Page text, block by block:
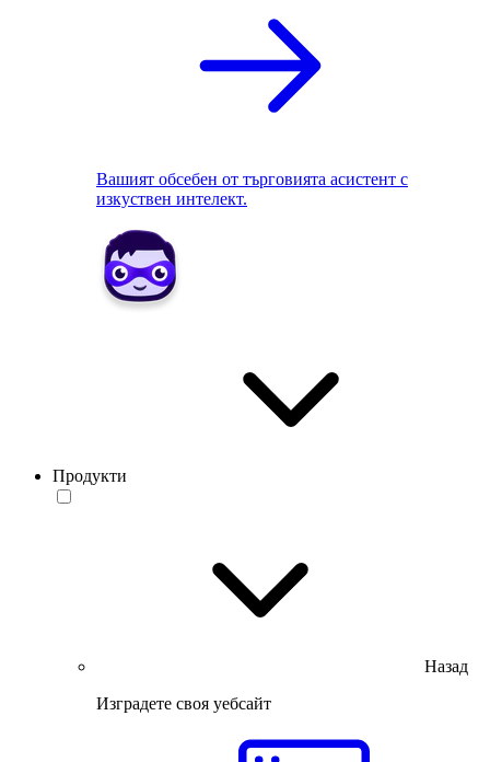
Вашият обсебен от търговията асистент с
изкуствен интелект.
Продукти
Назад
Изградете своя уебсайт